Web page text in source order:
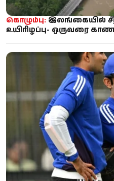
கொழும்பு: இலங்கையில்
உயிரிழப்பு- ஒருவரை